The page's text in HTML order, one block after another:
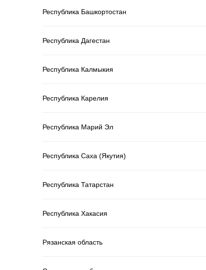
Республика Башкортостан
Республика Дагестан
Республика Калмыкия
Республика Карелия
Республика Марий Эл
Республика Саха (Якутия)
Республика Татарстан
Республика Хакасия
Рязанская область